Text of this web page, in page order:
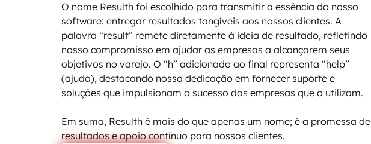
O nome Resulth foi escolhido para transmitir a essência do nosso
software: entregar resultados tangíveis aos nossos clientes. A
palavra “result” remete diretamente à ideia de resultado, refletindo
nosso compromisso em ajudar as empresas a alcançarem seus
objetivos no varejo. O “h” adicionado ao final representa “help”
(ajuda), destacando nossa dedicação em fornecer suporte e
soluções que impulsionam o sucesso das empresas que o utilizam.
Em suma, Resulth é mais do que apenas um nome; é a promessa de
resultados e apoio contínuo para nossos clientes.